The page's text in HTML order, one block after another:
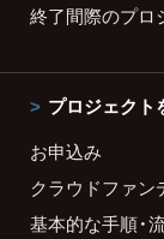
終了間際のプロ
プロジェクト
お申込み
クラウドファン
基本的な手順・